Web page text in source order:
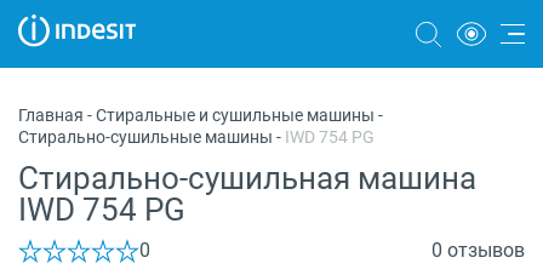
Морозильные камеры
Стиральные и сушильные машины
Посудомоечные машины
Главная -Стиральные и сушильные машины -
Стирально-сушильные машины - IWD 754 PG
Стирально-сушильная машина
IWD 754 PG
0
0 отзывов